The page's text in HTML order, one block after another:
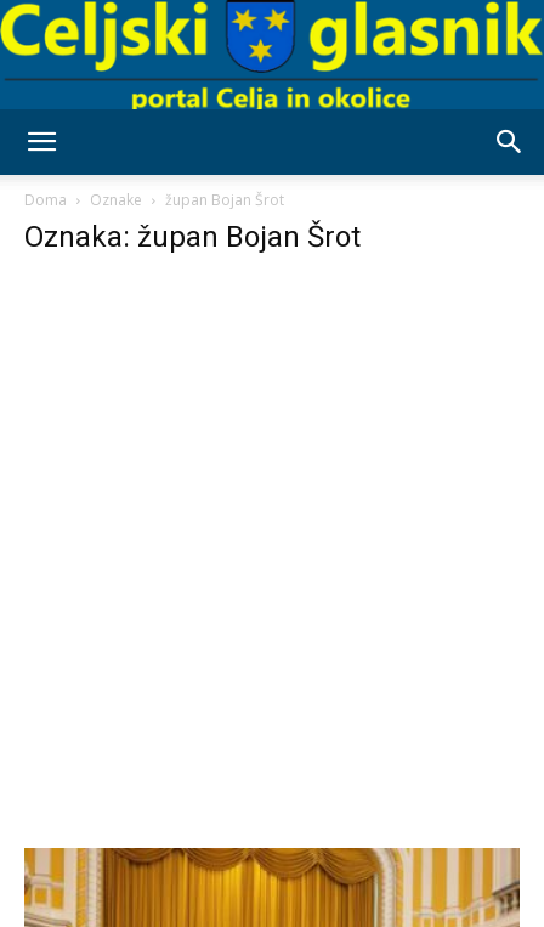
Doma Oznake župan Bojan Šrot
Oznaka: župan Bojan Šrot